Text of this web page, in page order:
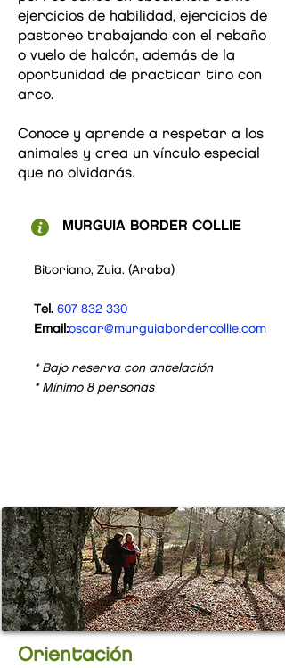
ejercicios de habilidad, ejercicios de
pastoreo trabajando con el rebaño
o vuelo de halcón, además de la
oportunidad de practicar tiro con
arco.
Conoce y aprende a respetar a los
animales y crea un vínculo especial
que no olvidarás.
MURGUIA BORDER COLLIE
Bitoriano, Zuia. (Araba)
Tel. 607 832 330
Email:oscar@murguiabordercollie.com
* Bajo reserva con antelación
* Mínimo 8 personas
Orientación